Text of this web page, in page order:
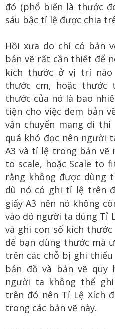
đó (phổ biến là thước
sáu bậc tỉ lệ được chia
Hồi xưa do chỉ có bản
bản vẽ rất cần thiết để
kích thước ở vị trí
thước cm, hoặc
thước của nó là bao
tiện cho việc đem bản
vận chuyển mang đi
quá khó đọc nên người
A3 và tỉ lệ trong bản vẽ
to scale, hoặc Scale to
rằng không được dùng
dù nó có ghi tỉ lệ trên
giấy A3 nên nó không
vào đó người ta dùng Tỉ
và ghi con số kích
để bạn dùng thước mà
trên các chỗ bị ghi
bản đồ và bản vẽ quy
người ta không thể
trên đó nên Tỉ Lệ Xích
trong các bản vẽ này.